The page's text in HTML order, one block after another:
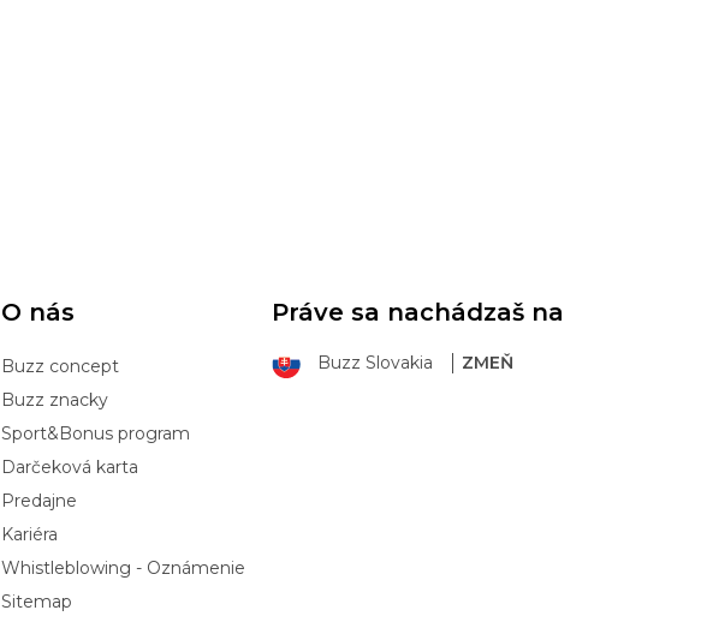
O nás
Buzz concept
Buzz znacky
Sport&Bonus program
Darčeková karta
Predajne
Kariéra
Whistleblowing - Oznámenie
Sitemap
Práve sa nachádzaš na
Buzz Slovakia ZMEŇ